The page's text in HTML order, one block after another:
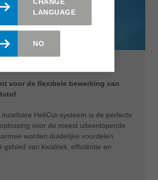
voor de flexibele bewerking van
inzetbare HeliCut-systeem is de perfecte
voor de meest uiteenlopende
worden duidelijke voordelen
gebied van kwaliteit, efficiëntie en
LANGUAGE
NO